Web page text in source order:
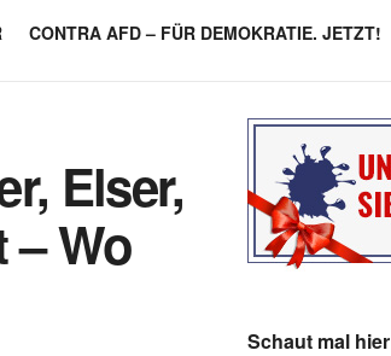
CONTRA AFD – FÜR DEMOKRATIE. JETZT!
Elser,
– Wo
Schaut mal hier